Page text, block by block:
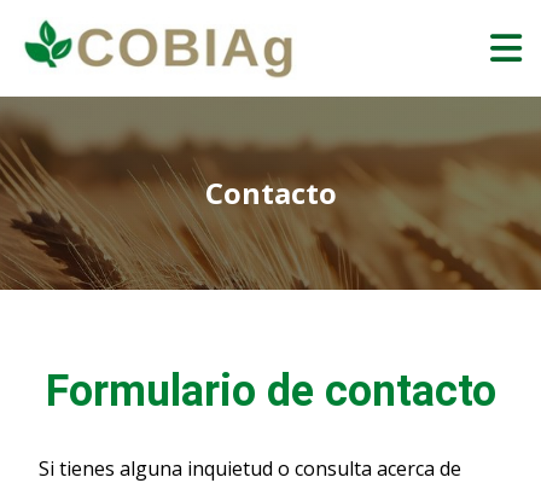
Contacto
Formulario de contacto
Si tienes alguna inquietud o consulta acerca de